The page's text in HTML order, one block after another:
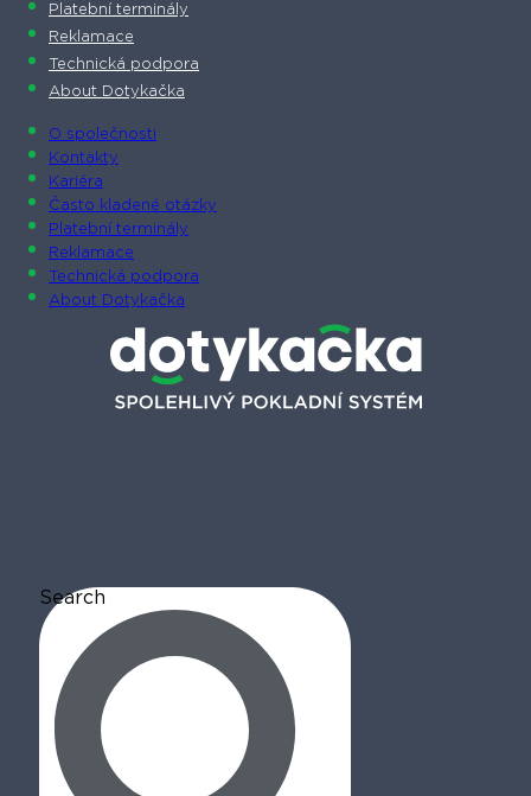
Platební terminály
Reklamace
Technická podpora
About Dotykačka
O společnosti
Kontakty
Kariéra
Často kladené otázky
Platební terminály
Reklamace
Technická podpora
About Dotykačka
Search